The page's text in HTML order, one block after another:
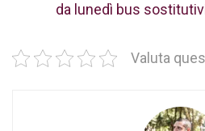
da lunedì bus
Valuta